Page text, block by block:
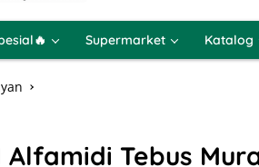
Supermarket Katalog
Alfamidi Tebus